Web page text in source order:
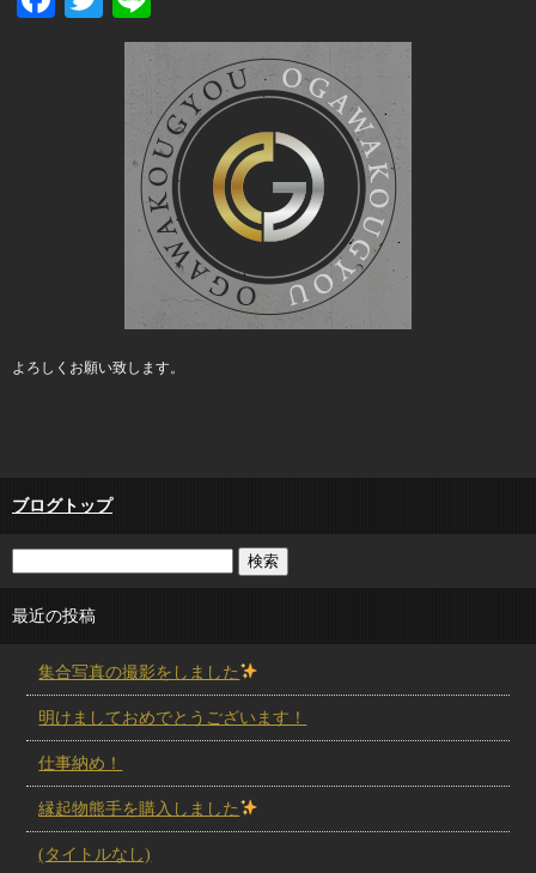
よろしくお願い致します。
ブログトップ
最近の投稿
集合写真の撮影をしました
明けましておめでとうございます！
仕事納め！
縁起物熊手を購入しました
(タイトルなし)